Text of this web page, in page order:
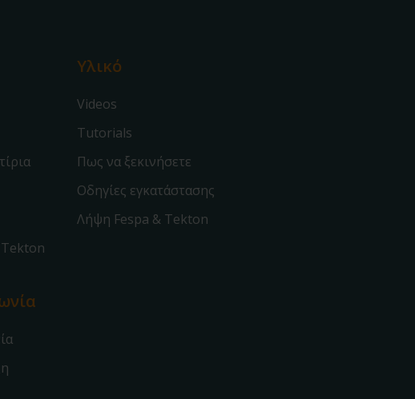
Υλικό
Videos
Tutorials
Πως να ξεκινήσετε
Οδηγίες εγκατάστασης
Λήψη Fespa & Tekton